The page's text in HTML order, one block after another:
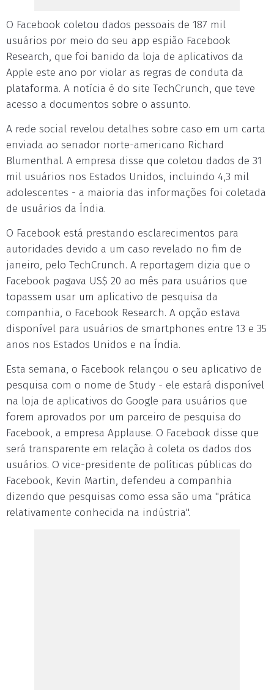
O Facebook coletou dados pessoais de 187 mil
usuários por meio do seu app espião Facebook
Research, que foi banido da loja de aplicativos da
Apple este ano por violar as regras de conduta da
plataforma. A notícia é do site TechCrunch, que teve
acesso a documentos sobre o assunto.
A rede social revelou detalhes sobre caso em um carta
enviada ao senador norte-americano Richard
Blumenthal. A empresa disse que coletou dados de 31
mil usuários nos Estados Unidos, incluindo 4,3 mil
adolescentes - a maioria das informações foi coletada
de usuários da Índia.
O Facebook está prestando esclarecimentos para
autoridades devido a um caso revelado no fim de
janeiro, pelo TechCrunch. A reportagem dizia que o
Facebook pagava US$ 20 ao mês para usuários que
topassem usar um aplicativo de pesquisa da
companhia, o Facebook Research. A opção estava
disponível para usuários de smartphones entre 13 e 35
anos nos Estados Unidos e na Índia.
Esta semana, o Facebook relançou o seu aplicativo de
pesquisa com o nome de Study - ele estará disponível
na loja de aplicativos do Google para usuários que
forem aprovados por um parceiro de pesquisa do
Facebook, a empresa Applause. O Facebook disse que
será transparente em relação à coleta os dados dos
usuários. O vice-presidente de políticas públicas do
Facebook, Kevin Martin, defendeu a companhia
dizendo que pesquisas como essa são uma "prática
relativamente conhecida na indústria".